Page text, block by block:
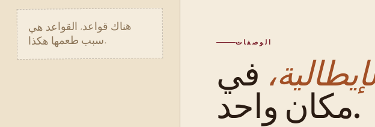
هناك قواعد. القواعد هي
سبب طعمها هكذا. الوصفات
في
مكان واحد.